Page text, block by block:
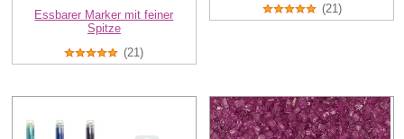
Essbarer Marker mit feiner
Spitze
(21)
(21)